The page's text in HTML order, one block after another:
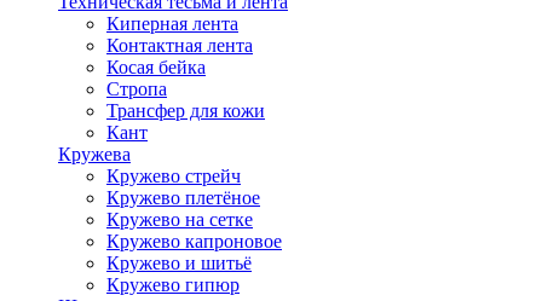
Киперная лента
Контактная лента
Косая бейка
Стропа
Трансфер для кожи
Кант
Кружева
Кружево стрейч
Кружево плетёное
Кружево на сетке
Кружево капроновое
Кружево и шитьё
Кружево гипюр